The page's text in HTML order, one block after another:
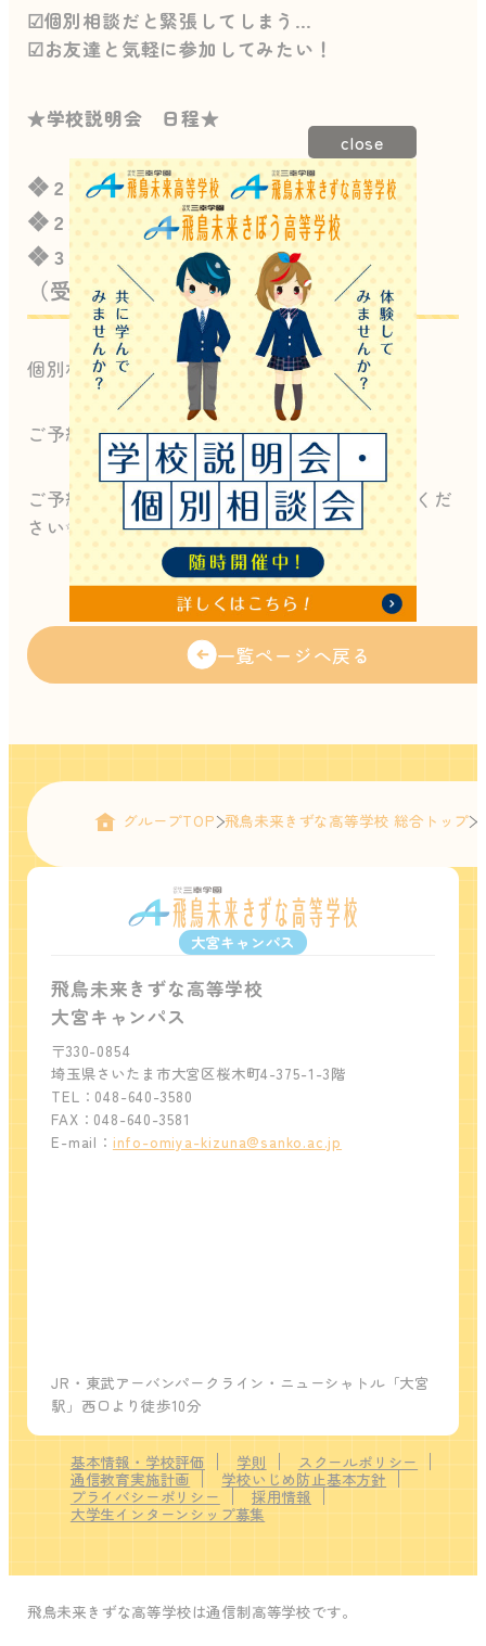
☑個別相談だと緊張してしまう…
☑お友達と気軽に参加してみたい！
★学校説明会 日程★
❖ ２月１４日（土）１０時～
❖ ２月２１日（土）１０時～／１４時～
❖ ３月１日（日）１０時～／１４時～
（受付は各30分前より）
個別相談は平日もほぼ毎日実施しています🏫
ご予約お待ちしております！！
ご予約は こちらか公式LINE よりお問い合わせくだ
さい✨
一覧ページへ戻る
グループTOP 飛鳥未来きずな高等学校 総合トップ
大宮キャンパス
飛鳥未来きずな高等学校
大宮キャンパス
〒330-0854
埼玉県さいたま市大宮区桜木町4-375-1-3階
TEL：048-640-3580
FAX：048-640-3581
E-mail： info-omiya-kizuna@sanko.ac.jp
JR・東武アーバンパークライン・ニューシャトル「大宮
駅」西口より徒歩10分
基本情報・学校評価 学則
スクールポリシー
通信教育実施計画
学校いじめ防止基本方針
プライバシーポリシー
採用情報
大学生インターンシップ募集
飛鳥未来きずな高等学校は通信制高等学校です。
close